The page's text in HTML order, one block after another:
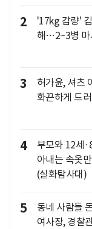
2
'17kg 감량'
해…2~3병 마
3
허가윤, 셔츠
화끈하게 드
4
부모와 12세
아내는 속옷
(실화탐사대)
5
동네 사람들
여사장, 경찰